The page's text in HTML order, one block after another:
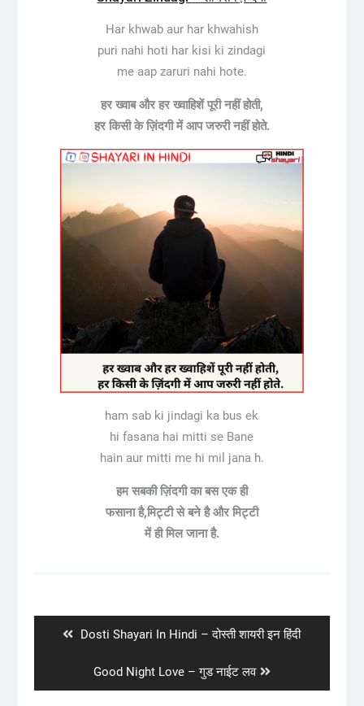
Har khwab aur har khwahish
puri nahi hoti har kisi ki zindagi
me aap zaruri nahi hote.
हर ख्वाब और हर ख्वाहिशें पूरी नहीं होती,
हर किसी के ज़िंदगी में आप जरुरी नहीं होते.
ham sab ki jindagi ka bus ek
hi fasana hai mitti se Bane
hain aur mitti me hi mil jana h.
हम सबकी ज़िंदगी का बस एक ही
फसाना है,मिट्टी से बने है और मिट्टी
में ही मिल जाना है.
Previous
Dosti Shayari In Hindi – दोस्ती शायरी इन हिंदी
Next
post:
Good Night Love – गुड नाईट लव